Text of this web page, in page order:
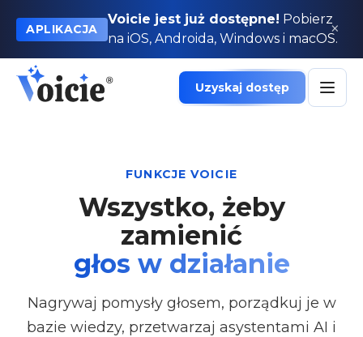
APLIKACJA
Voicie jest już dostępne! Pobierz
na iOS, Androida, Windows i macOS.
×
Uzyskaj dostęp
FUNKCJE VOICIE
Wszystko, żeby
zamienić
głos w działanie
Nagrywaj pomysły głosem, porządkuj je w
bazie wiedzy, przetwarzaj asystentami AI i